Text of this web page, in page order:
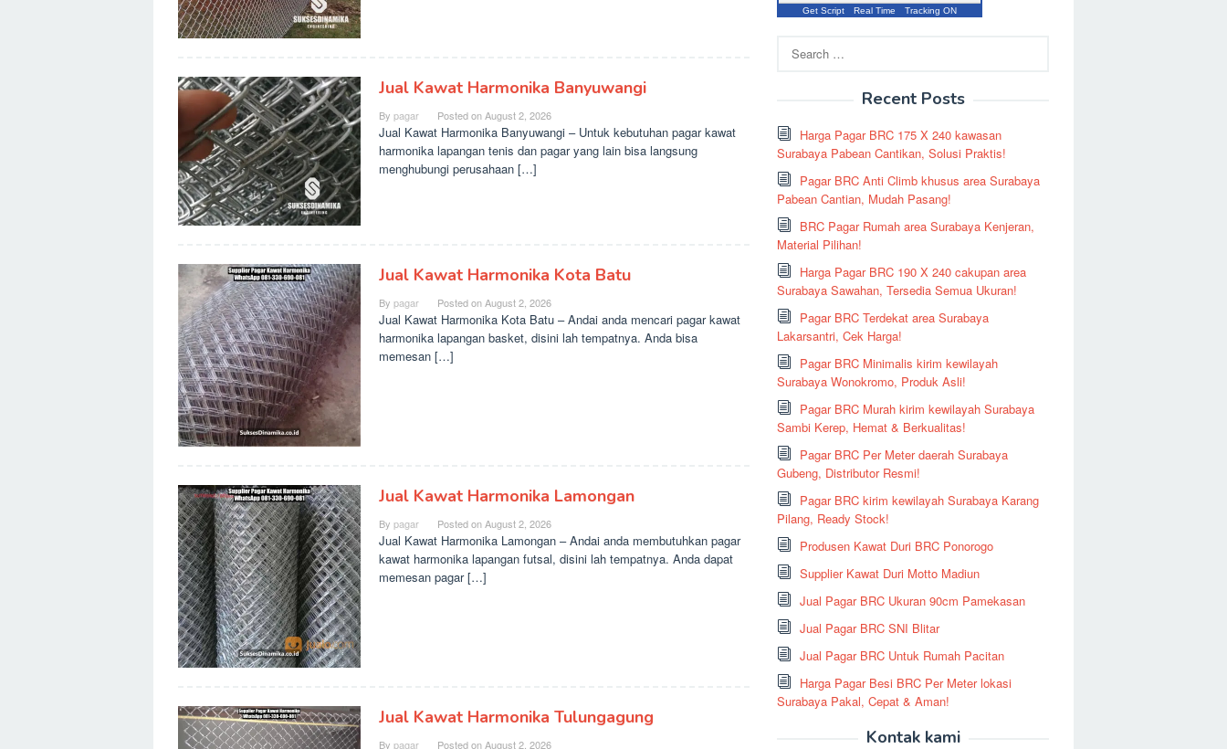
Jual Kawat Harmonika Banyuwangi
By pagar Posted onAugust 2, 2026
Jual Kawat Harmonika Banyuwangi – Untuk kebutuhan pagar kawat
harmonika lapangan tenis dan pagar yang lain bisa langsung
menghubungi perusahaan […]
Jual Kawat Harmonika Kota Batu
By pagar Posted onAugust 2, 2026
Jual Kawat Harmonika Kota Batu – Andai anda mencari pagar kawat
harmonika lapangan basket, disini lah tempatnya. Anda bisa
memesan […]
Jual Kawat Harmonika Lamongan
By pagar Posted onAugust 2, 2026
Jual Kawat Harmonika Lamongan – Andai anda membutuhkan pagar
kawat harmonika lapangan futsal, disini lah tempatnya. Anda dapat
memesan pagar […]
Jual Kawat Harmonika Tulungagung
By pagar Posted onAugust 2, 2026
Get Script Real Time Tracking ON
for:
Recent Posts
Harga Pagar BRC 175 X 240 kawasan
Surabaya Pabean Cantikan, Solusi Praktis!
Pagar BRC Anti Climb khusus area Surabaya
Pabean Cantian, Mudah Pasang!
BRC Pagar Rumah area Surabaya Kenjeran,
Material Pilihan!
Harga Pagar BRC 190 X 240 cakupan area
Surabaya Sawahan, Tersedia Semua Ukuran!
Pagar BRC Terdekat area Surabaya
Lakarsantri, Cek Harga!
Pagar BRC Minimalis kirim kewilayah
Surabaya Wonokromo, Produk Asli!
Pagar BRC Murah kirim kewilayah Surabaya
Sambi Kerep, Hemat & Berkualitas!
Pagar BRC Per Meter daerah Surabaya
Gubeng, Distributor Resmi!
Pagar BRC kirim kewilayah Surabaya Karang
Pilang, Ready Stock!
Produsen Kawat Duri BRC Ponorogo
Supplier Kawat Duri Motto Madiun
Jual Pagar BRC Ukuran 90cm Pamekasan
Jual Pagar BRC SNI Blitar
Jual Pagar BRC Untuk Rumah Pacitan
Harga Pagar Besi BRC Per Meter lokasi
Surabaya Pakal, Cepat & Aman!
Kontak kami